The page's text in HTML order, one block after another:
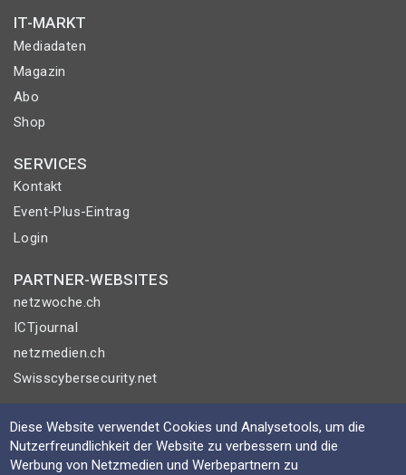
IT-MARKT
Mediadaten
Magazin
Abo
Shop
SERVICES
Kontakt
Event-Plus-Eintrag
Login
PARTNER-WEBSITES
netzwoche.ch
ICTjournal
netzmedien.ch
Swisscybersecurity.net
© NETZMEDIEN AG 2026
Impressum
AGB
Diese Website verwendet Cookies und Analysetools, um die
Nutzerfreundlichkeit der Website zu verbessern und die
Werbung von Netzmedien und Werbepartnern zu